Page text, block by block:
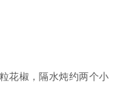
花椒，隔水炖约两个小